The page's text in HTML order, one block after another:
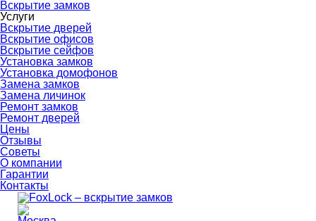
Вскрытие замков
Услуги
Вскрытие дверей
Вскрытие офисов
Вскрытие сейфов
Установка замков
Установка домофонов
Замена замков
Замена личинок
Ремонт замков
Ремонт дверей
Цены
Отзывы
Советы
О компании
Гарантии
Контакты